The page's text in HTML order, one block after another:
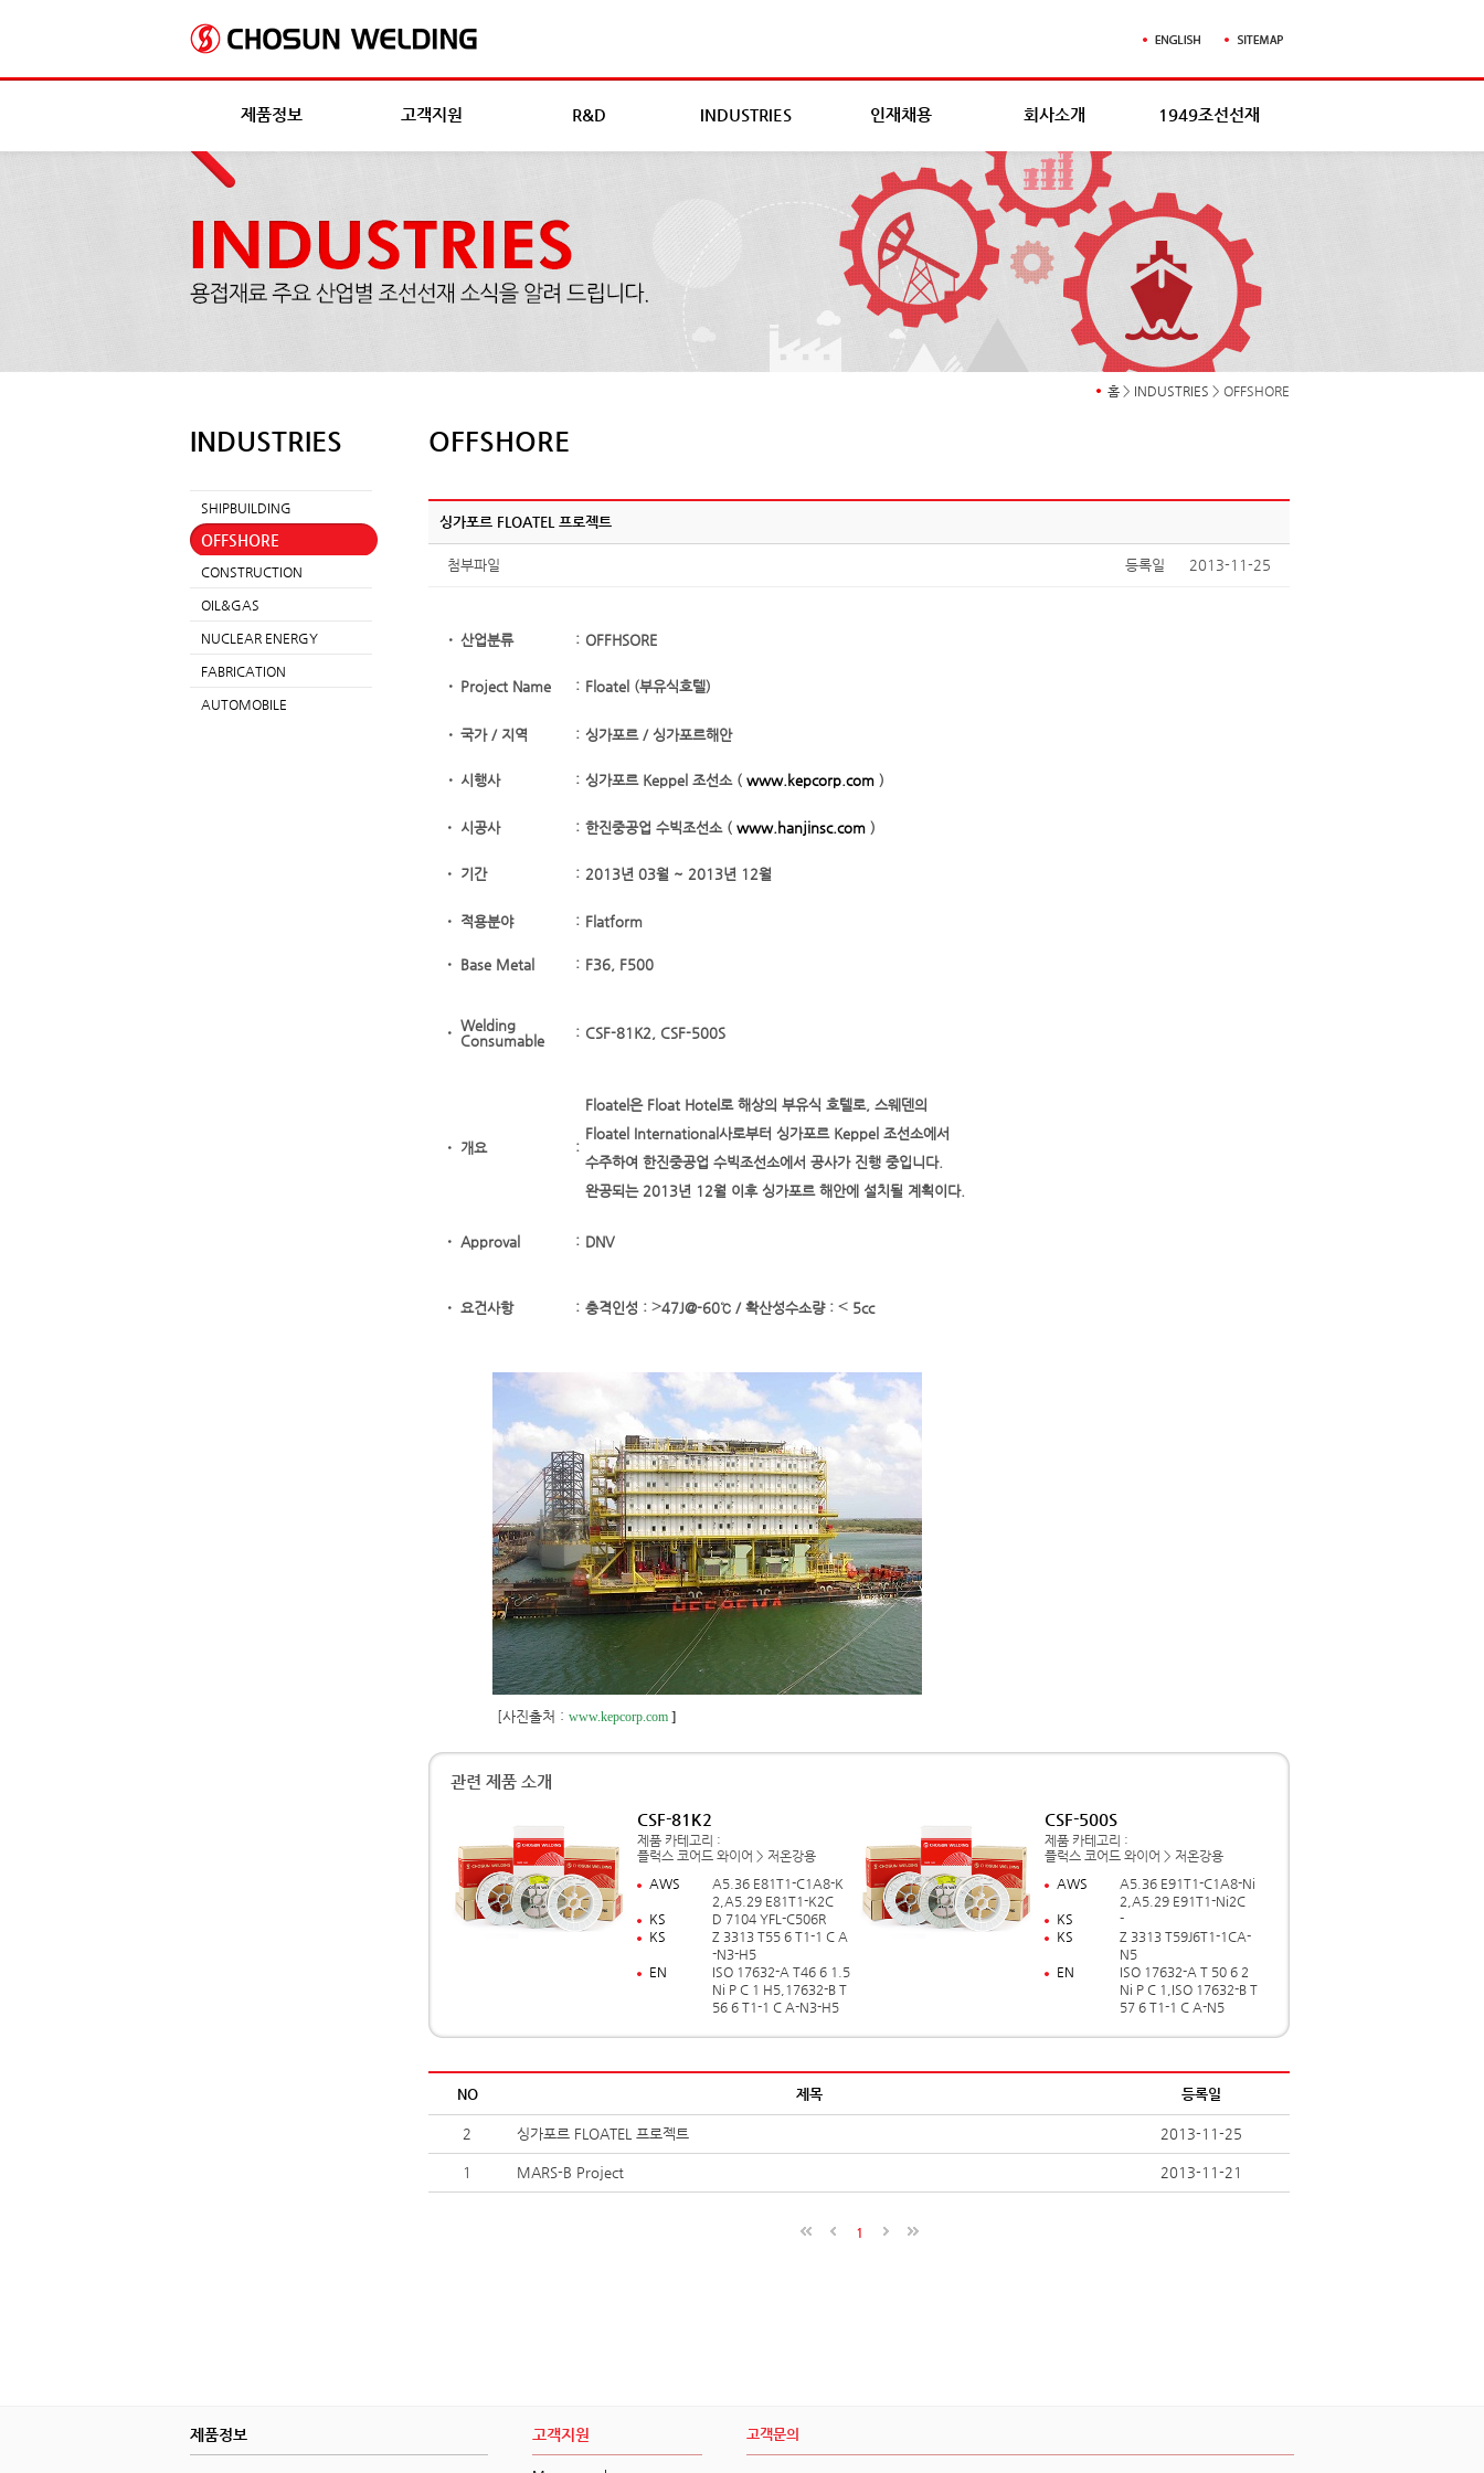
제품정보 고객지원 R&D INDUSTRIES 인재채용 회사소개 1949조선선재
INDUSTRIES
SHIPBUILDING
OFFSHORE
CONSTRUCTION
OIL&GAS
NUCLEAR ENERGY
FABRICATION
AUTOMOBILE
홈 > INDUSTRIES > OFFSHORE
OFFSHORE
싱가포르 FLOATEL 프로젝트
첨부파일 등록일 2013-11-25
ㆍ 산업분류 : OFFHSORE
ㆍ Project Name : Floatel (부유식호텔)
ㆍ 국가 / 지역 : 싱가포르 / 싱가포르해안
ㆍ 시행사 : 싱가포르 Keppel 조선소 ( www.kepcorp.com )
ㆍ 시공사 : 한진중공업 수빅조선소 ( www.hanjinsc.com )
ㆍ 기간 : 2013년 03월 ~ 2013년 12월
ㆍ 적용분야 : Flatform
ㆍ Base Metal : F36, F500
ㆍ Welding
Consumable
: CSF-81K2, CSF-500S
ㆍ 개요 :
Floatel은 Float Hotel로 해상의 부유식 호텔로, 스웨덴의
Floatel International사로부터 싱가포르 Keppel 조선소에서
수주하여 한진중공업 수빅조선소에서 공사가 진행 중입니다.
완공되는 2013년 12월 이후 싱가포르 해안에 설치될 계획이다.
ㆍ Approval : DNV
ㆍ 요건사항 : 충격인성 : ≥47J@-60℃ / 확산성수소량 : ≤ 5cc
[사진출처 : www.kepcorp.com ]
관련 제품 소개
CSF-81K2
제품 카테고리 :
플럭스 코어드 와이어 > 저온강용
AWS
A5.36 E81T1-C1A8-K
2,A5.29 E81T1-K2C
KS
D 7104 YFL-C506R
KS
Z 3313 T55 6 T1-1 C A
-N3-H5
EN
ISO 17632-A T46 6 1.5
Ni P C 1 H5,17632-B T
56 6 T1-1 C A-N3-H5
CSF-500S
제품 카테고리 :
플럭스 코어드 와이어 > 저온강용
AWS
A5.36 E91T1-C1A8-Ni
2,A5.29 E91T1-Ni2C
KS
-
KS
Z 3313 T59J6T1-1CA-
N5
EN
ISO 17632-A T 50 6 2
Ni P C 1,ISO 17632-B T
57 6 T1-1 C A-N5
NO 제목 등록일
2 싱가포르 FLOATEL 프로젝트 2013-11-25
1 MARS-B Project 2013-11-21
1
제품정보 고객지원 고객문의